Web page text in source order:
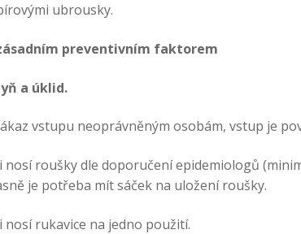
ubrousky.
preventivním faktorem
a úklid.
vstupu neoprávněným osobám, vstup je
nosí roušky dle doporučení epidemiologů
je potřeba mít sáček na uložení roušky.
nosí rukavice na jedno použití.